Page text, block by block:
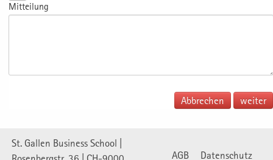
Mitteilung
Abbrechen
St. Gallen Business School |
AGB Datenschutz